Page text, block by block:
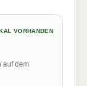
VORHANDEN
auf dem